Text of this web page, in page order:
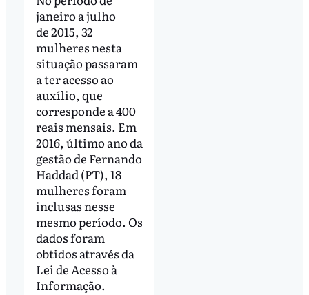
janeiro a julho
de 2015, 32
mulheres nesta
situação passaram
a ter acesso ao
auxílio, que
corresponde a 400
reais mensais. Em
2016, último ano da
gestão de Fernando
Haddad (PT), 18
mulheres foram
inclusas nesse
mesmo período. Os
dados foram
obtidos através da
Lei de Acesso à
Informação.